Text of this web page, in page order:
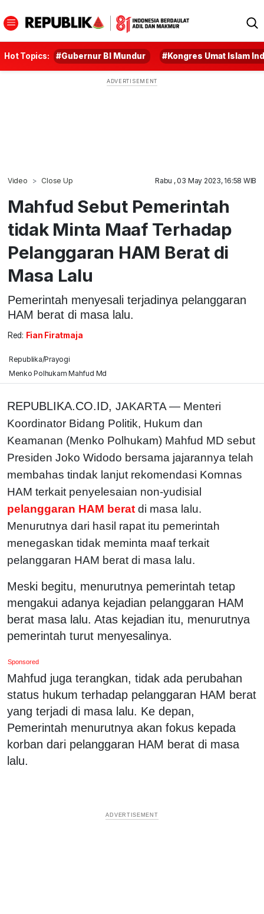
Hot Topics: #Gubernur BI Mundur #Kongres Umat Islam
Video Close Up Rabu , 03 May 2023, 16:58 WIB
Mahfud Sebut Pemerintah
tidak Minta Maaf Terhadap
Pelanggaran HAM Berat di
Masa Lalu
Pemerintah menyesali terjadinya pelanggaran
HAM berat di masa lalu.
Red: Fian Firatmaja
Republika/Prayogi
Menko Polhukam Mahfud Md
REPUBLIKA.CO.ID, JAKARTA — Menteri
Koordinator Bidang Politik, Hukum dan
Keamanan (Menko Polhukam) Mahfud MD sebut
Presiden Joko Widodo bersama jajarannya telah
membahas tindak lanjut rekomendasi Komnas
HAM terkait penyelesaian non-yudisial
pelanggaran HAM berat di masa lalu.
Menurutnya dari hasil rapat itu pemerintah
menegaskan tidak meminta maaf terkait
pelanggaran HAM berat di masa lalu.
Meski begitu, menurutnya pemerintah tetap
mengakui adanya kejadian pelanggaran HAM
berat masa lalu. Atas kejadian itu, menurutnya
pemerintah turut menyesalinya.
Sponsored
Mahfud juga terangkan, tidak ada perubahan
status hukum terhadap pelanggaran HAM berat
yang terjadi di masa lalu. Ke depan,
Pemerintah menurutnya akan fokus kepada
korban dari pelanggaran HAM berat di masa
lalu.